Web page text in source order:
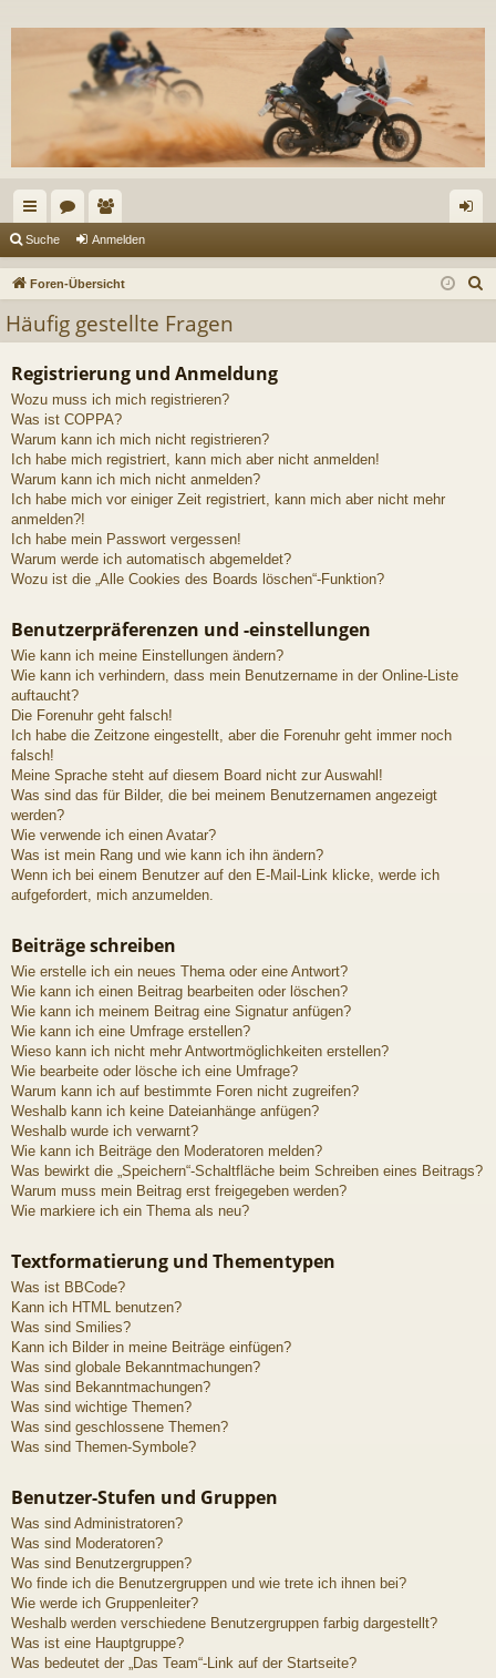
ch
ne
ug
riff
en
itg
lie
r
m
de
Suche Anmelden
Foren-Übersicht
Häufig gestellte Fragen
Registrierung und Anmeldung
Wozu muss ich mich registrieren?
Was ist COPPA?
Warum kann ich mich nicht registrieren?
Ich habe mich registriert, kann mich aber nicht anmelden!
Warum kann ich mich nicht anmelden?
Ich habe mich vor einiger Zeit registriert, kann mich aber nicht mehr
anmelden?!
Ich habe mein Passwort vergessen!
Warum werde ich automatisch abgemeldet?
Wozu ist die „Alle Cookies des Boards löschen“-Funktion?
Benutzerpräferenzen und -einstellungen
Wie kann ich meine Einstellungen ändern?
Wie kann ich verhindern, dass mein Benutzername in der Online-Liste
auftaucht?
Die Forenuhr geht falsch!
Ich habe die Zeitzone eingestellt, aber die Forenuhr geht immer noch
falsch!
Meine Sprache steht auf diesem Board nicht zur Auswahl!
Was sind das für Bilder, die bei meinem Benutzernamen angezeigt
werden?
Wie verwende ich einen Avatar?
Was ist mein Rang und wie kann ich ihn ändern?
Wenn ich bei einem Benutzer auf den E-Mail-Link klicke, werde ich
aufgefordert, mich anzumelden.
Beiträge schreiben
Wie erstelle ich ein neues Thema oder eine Antwort?
Wie kann ich einen Beitrag bearbeiten oder löschen?
Wie kann ich meinem Beitrag eine Signatur anfügen?
Wie kann ich eine Umfrage erstellen?
Wieso kann ich nicht mehr Antwortmöglichkeiten erstellen?
Wie bearbeite oder lösche ich eine Umfrage?
Warum kann ich auf bestimmte Foren nicht zugreifen?
Weshalb kann ich keine Dateianhänge anfügen?
Weshalb wurde ich verwarnt?
Wie kann ich Beiträge den Moderatoren melden?
Was bewirkt die „Speichern“-Schaltfläche beim Schreiben eines Beitrags?
Warum muss mein Beitrag erst freigegeben werden?
Wie markiere ich ein Thema als neu?
Textformatierung und Thementypen
Was ist BBCode?
Kann ich HTML benutzen?
Was sind Smilies?
Kann ich Bilder in meine Beiträge einfügen?
Was sind globale Bekanntmachungen?
Was sind Bekanntmachungen?
Was sind wichtige Themen?
Was sind geschlossene Themen?
Was sind Themen-Symbole?
Benutzer-Stufen und Gruppen
Was sind Administratoren?
Was sind Moderatoren?
Was sind Benutzergruppen?
Wo finde ich die Benutzergruppen und wie trete ich ihnen bei?
Wie werde ich Gruppenleiter?
Weshalb werden verschiedene Benutzergruppen farbig dargestellt?
Was ist eine Hauptgruppe?
Was bedeutet der „Das Team“-Link auf der Startseite?